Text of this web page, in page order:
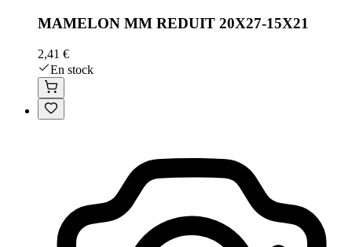
MAMELON MM REDUIT 20X27-15X21
2,41 €
En stock